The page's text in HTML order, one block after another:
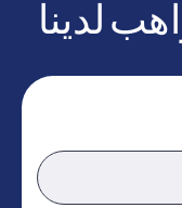
لدينا